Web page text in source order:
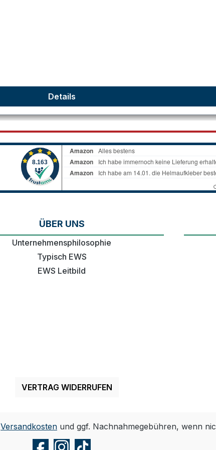
Details
ÜBER UNS
Unternehmensphilosophie
Typisch EWS
EWS Leitbild
VERTRAG WIDERRUFEN
Versandkosten und ggf. Nachnahmegebühren, wenn